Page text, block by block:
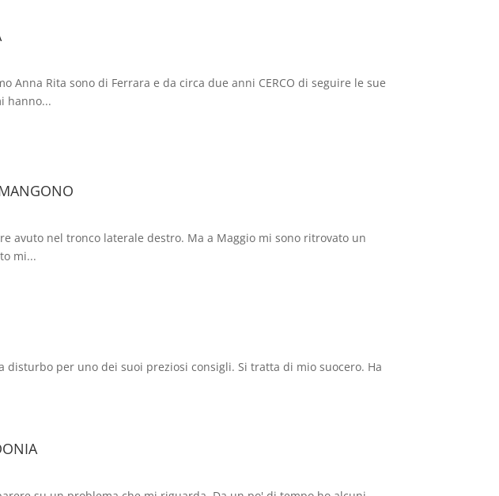
Anna Rita sono di Ferrara e da circa due anni CERCO di seguire le sue
hanno...
avuto nel tronco laterale destro. Ma a Maggio mi sono ritrovato un
mi...
disturbo per uno dei suoi preziosi consigli. Si tratta di mio suocero. Ha